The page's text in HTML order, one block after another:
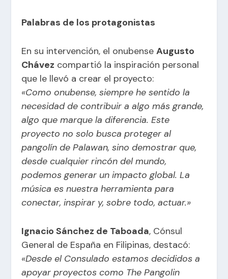
Palabras de los protagonistas
En su intervención, el onubenseAugusto
Chávez compartió la inspiración personal
que le llevó a crear el proyecto:
«Como onubense, siempre he sentido la
necesidad de contribuir a algo más grande,
algo que marque la diferencia. Este
proyecto no solo busca proteger al
pangolín de Palawan, sino demostrar que,
desde cualquier rincón del mundo,
podemos generar un impacto global. La
música es nuestra herramienta para
conectar, inspirar y, sobre todo, actuar.»
Ignacio Sánchez de Taboada, Cónsul
General de España en Filipinas, destacó:
«Desde el Consulado estamos decididos a
apoyar proyectos como The Pangolin